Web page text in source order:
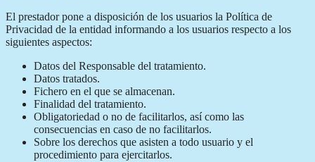
El prestador pone a disposición de los usuarios la Política de
Privacidad de la entidad informando a los usuarios respecto a los
siguientes aspectos:
Datos del Responsable del tratamiento.
Datos tratados.
Fichero en el que se almacenan.
Finalidad del tratamiento.
Obligatoriedad o no de facilitarlos, así como las
consecuencias en caso de no facilitarlos.
Sobre los derechos que asisten a todo usuario y el
procedimiento para ejercitarlos.